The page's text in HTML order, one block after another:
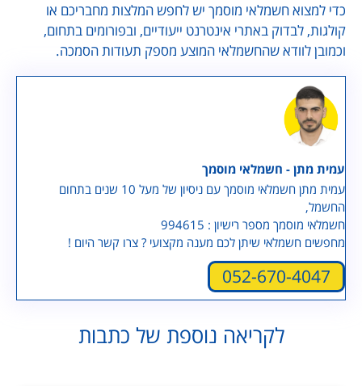
כדי למצוא חשמלאי מוסמך יש לחפש המלצות מחבריכם או
קולגות, לבדוק באתרי אינטרנט ייעודיים, ובפורומים בתחום,
וכמובן לוודא שהחשמלאי המוצע מספק תעודות הסמכה.
עמית מתן - חשמלאי מוסמך
עמית מתן חשמלאי מוסמך עם ניסיון של מעל 10 שנים בתחום
החשמל,
חשמלאי מוסמך מספר רישיון : 994615
מחפשים חשמלאי שיתן לכם מענה מקצועי ? צרו קשר היום !
052-670-4047
לקריאה נוספת של כתבות